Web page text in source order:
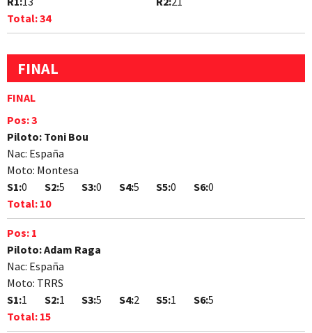
Total:34
FINAL
FINAL
Pos:3
Piloto: Toni Bou
Nac: España
Moto: Montesa
S1:0 S2:5 S3:0 S4:5 S5:0 S6:0
Total: 10
Pos: 1
Piloto:Adam Raga
Nac: España
Moto: TRRS
S1:1 S2:1 S3:5 S4:2 S5:1 S6:5
Total: 15